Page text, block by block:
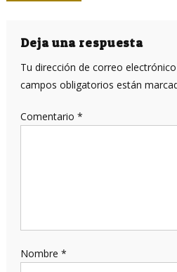
entradas
Deja una respuesta
Tu dirección de correo
campos obligatorios están
Comentario *
Nombre *